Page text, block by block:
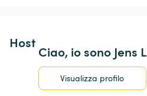
Host
Ciao, io sono Jens L
Visualizza profilo